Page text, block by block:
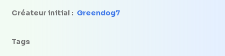
Créateur initial : Greendog7
Tags